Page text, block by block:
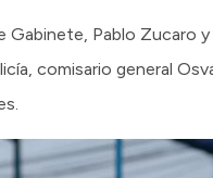
Pablo Zucaro
comisario general